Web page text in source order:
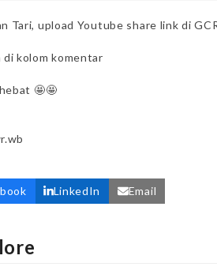
Tari, upload Youtube share link di
kolom komentar
🤩🤩
LinkedIn Email